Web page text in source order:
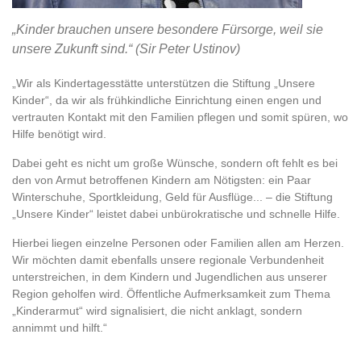
„Kinder brauchen unsere besondere Fürsorge, weil sie
unsere Zukunft sind.“ (Sir Peter Ustinov)
„Wir als Kindertagesstätte unterstützen die Stiftung „Unsere
Kinder“, da wir als frühkindliche Einrichtung einen engen und
vertrauten Kontakt mit den Familien pflegen und somit spüren, wo
Hilfe benötigt wird.
Dabei geht es nicht um große Wünsche, sondern oft fehlt es bei
den von Armut betroffenen Kindern am Nötigsten: ein Paar
Winterschuhe, Sportkleidung, Geld für Ausflüge... – die Stiftung
„Unsere Kinder“ leistet dabei unbürokratische und schnelle Hilfe.
Hierbei liegen einzelne Personen oder Familien allen am Herzen.
Wir möchten damit ebenfalls unsere regionale Verbundenheit
unterstreichen, in dem Kindern und Jugendlichen aus unserer
Region geholfen wird. Öffentliche Aufmerksamkeit zum Thema
„Kinderarmut“ wird signalisiert, die nicht anklagt, sondern
annimmt und hilft.“